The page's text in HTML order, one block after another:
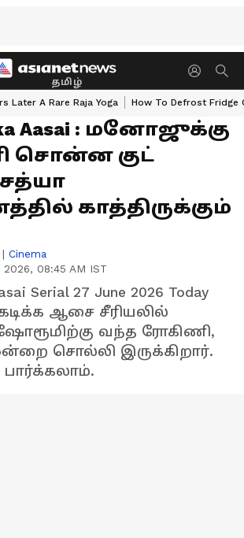
தமிழ்
Later A Rare Raja Yoga How To Defrost Fridge
Aasai : மனோஜுக்கு
சொன்ன குட்
சத்யா
காத்திருக்கும்
| Cinema
2026, 08:45 AM IST
Serial 27 June 2026 Today
ஆசை சீரியலில்
வந்த ரோகிணி,
சொல்லி இருக்கிறார்.